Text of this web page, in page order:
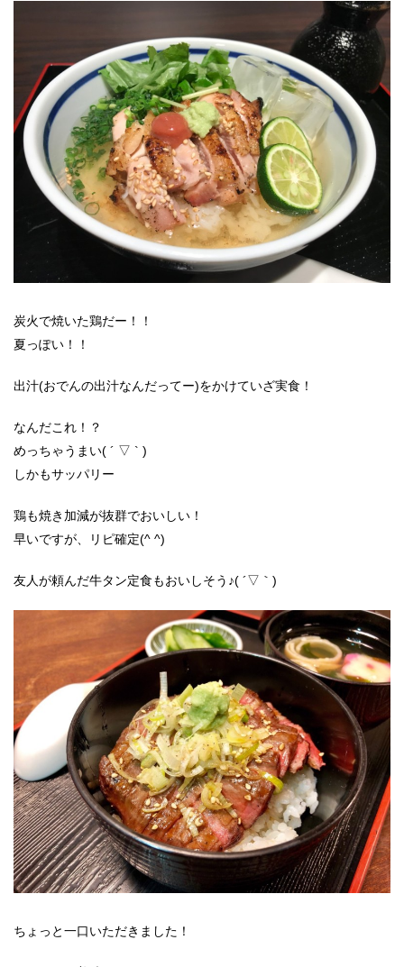
炭火で焼いた鶏だー！！
夏っぽい！！
出汁(おでんの出汁なんだってー)をかけていざ実食！
なんだこれ！？
めっちゃうまい( ´ ▽ ` )
しかもサッパリー
鶏も焼き加減が抜群でおいしい！
早いですが、リピ確定(^ ^)
友人が頼んだ牛タン定食もおいしそう♪( ´▽｀)
ちょっと一口いただきました！